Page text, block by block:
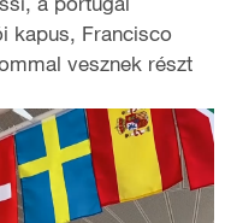
kapus, Francisco
vesznek részt